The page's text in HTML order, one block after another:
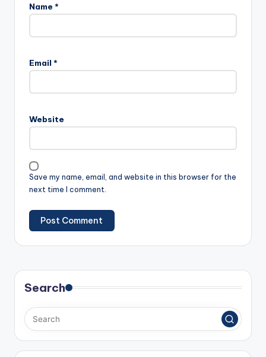
Name *
Email *
Website
Save my name, email, and website in this browser for the
next time I comment.
t
a
i
v
e
:
Search